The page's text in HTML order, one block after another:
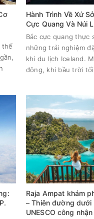
thế
Hành Trình Về Xứ
Cực Quang Và Núi
Bắc cực quang thực
những trải nghiệm
khi du lịch Iceland.
đông, khi bầu trời
Raja Ampat khám
– Thiên đường
UNESCO công nhận